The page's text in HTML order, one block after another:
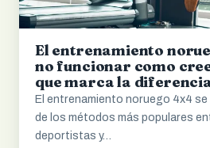
El entrenamiento
no funcionar como
que marca la
resultados
El entrenamiento noruego 4x4
de los métodos más populares
deportistas y…